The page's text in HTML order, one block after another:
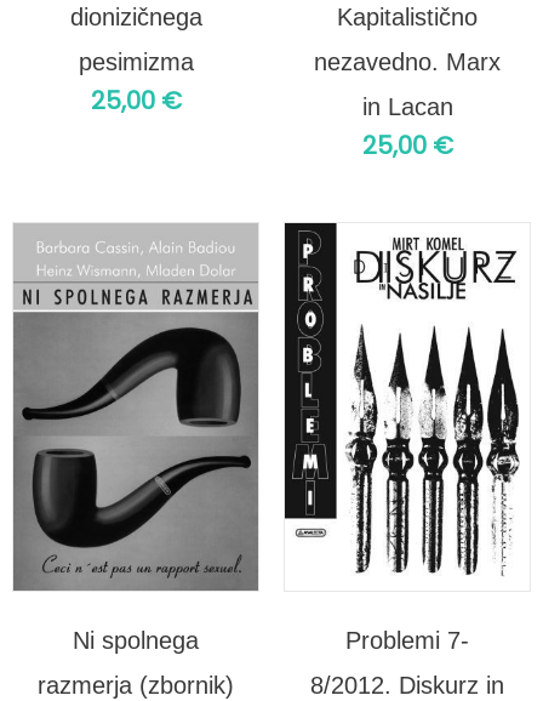
dionizičnega
pesimizma
25,00 €
Kapitalistično
nezavedno. Marx
in Lacan
25,00 €
Ni spolnega
razmerja (zbornik)
Problemi 7-
8/2012. Diskurz in